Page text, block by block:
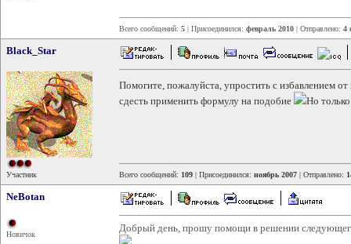
Всего сообщений: 5 | Присоединился: февраль 2010 | Отправлено: 4
Black_Star
Участник
Помогите, пожалуйста, упростить с избавлением
сдесть применить формулу на подобие
Но
Всего сообщений: 109 | Присоединился: ноябрь 2007 | Отправлено:
NeBotan
Новичок
Добрый день, прошу помощи в решении